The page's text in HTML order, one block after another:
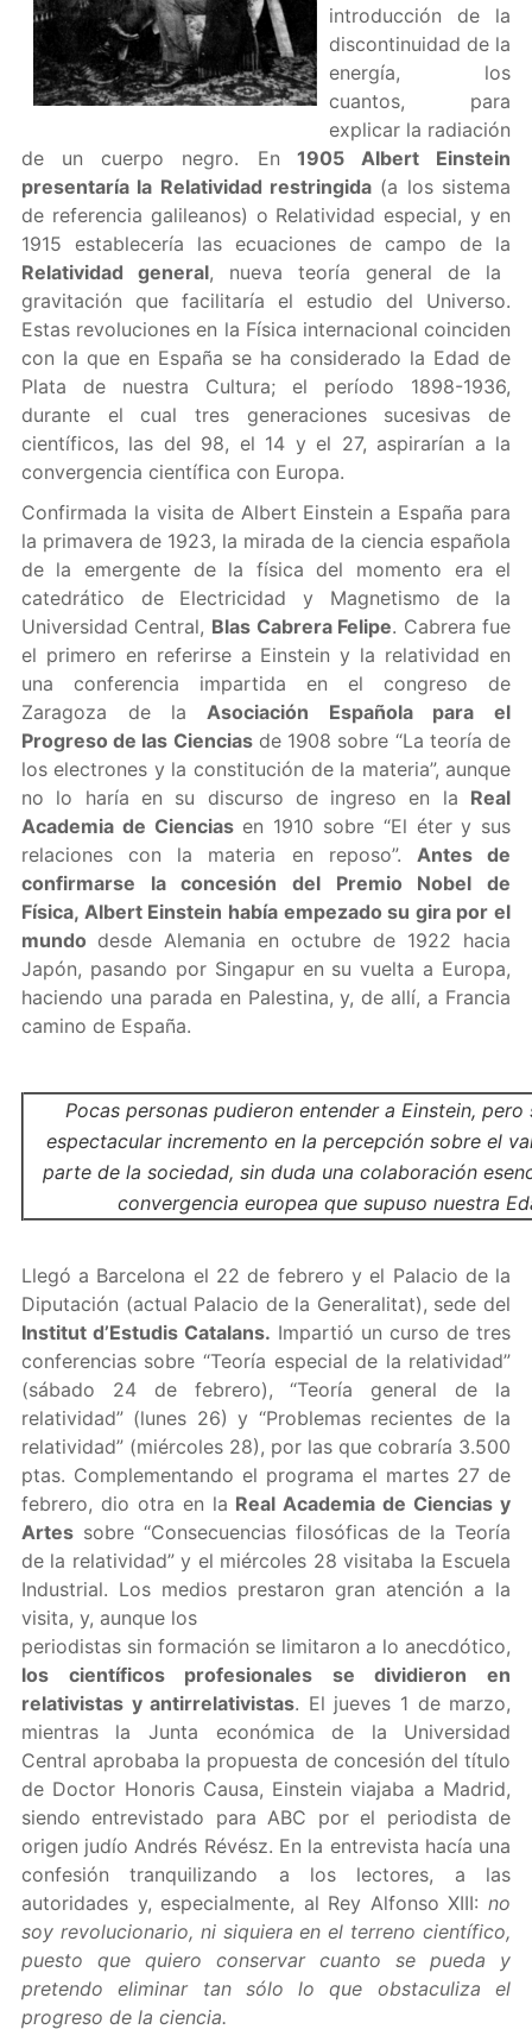
introducción de la
discontinuidad de la
energía, los
cuantos, para
explicar la radiación
de un cuerpo negro. En 1905 Albert Einstein
presentaría la Relatividad restringida (a los sistema
de referencia galileanos) o Relatividad especial, y en
1915 establecería las ecuaciones de campo de la
Relatividad general, nueva teoría general de la
gravitación que facilitaría el estudio del Universo.
Estas revoluciones en la Física internacional coinciden
con la que en España se ha considerado la Edad de
Plata de nuestra Cultura; el período 1898-1936,
durante el cual tres generaciones sucesivas de
científicos, las del 98, el 14 y el 27, aspirarían a la
convergencia científica con Europa.
Confirmada la visita de Albert Einstein a España para
la primavera de 1923, la mirada de la ciencia española
de la emergente de la física del momento era el
catedrático de Electricidad y Magnetismo de la
Universidad Central, Blas Cabrera Felipe. Cabrera fue
el primero en referirse a Einstein y la relatividad en
una conferencia impartida en el congreso de
Zaragoza de la Asociación Española para el
Progreso de las Cienciasde 1908 sobre “La teoría de
los electrones y la constitución de la materia”, aunque
no lo haría en su discurso de ingreso en la Real
Academia de Cienciasen 1910 sobre “El éter y sus
relaciones con la materia en reposo”. Antes de
confirmarse la concesión del Premio Nobel de
Física, Albert Einstein había empezado su gira por el
mundo desde Alemania en octubre de 1922 hacia
Japón, pasando por Singapur en su vuelta a Europa,
haciendo una parada en Palestina, y, de allí, a Francia
camino de España.
Pocas personas pudieron entender a Einstein, pero
espectacular incremento en la percepción sobre el
parte de la sociedad, sin duda una colaboración
convergencia europea que supuso nuestra
Llegó a Barcelona el 22 de febrero y el Palacio de la
Diputación (actual Palacio de la Generalitat), sede del
Institut d’Estudis Catalans. Impartió un curso de tres
conferencias sobre “Teoría especial de la relatividad”
(sábado 24 de febrero), “Teoría general de la
relatividad” (lunes 26) y “Problemas recientes de la
relatividad” (miércoles 28), por las que cobraría 3.500
ptas. Complementando el programa el martes 27 de
febrero, dio otra en la Real Academia de Ciencias y
Artessobre “Consecuencias filosóficas de la Teoría
de la relatividad” y el miércoles 28 visitaba la Escuela
Industrial. Los medios prestaron gran atención a la
visita, y, aunque los
periodistas sin formación se limitaron a lo anecdótico,
los científicos profesionales se dividieron en
relativistas y antirrelativistas. El jueves 1 de marzo,
mientras la Junta económica de la Universidad
Central aprobaba la propuesta de concesión del título
de Doctor Honoris Causa, Einstein viajaba a Madrid,
siendo entrevistado para ABC por el periodista de
origen judío Andrés Révész. En la entrevista hacía una
confesión tranquilizando a los lectores, a las
autoridades y, especialmente, al Rey Alfonso XIII: no
soy revolucionario, ni siquiera en el terreno científico,
puesto que quiero conservar cuanto se pueda y
pretendo eliminar tan sólo lo que obstaculiza el
progreso de la ciencia.